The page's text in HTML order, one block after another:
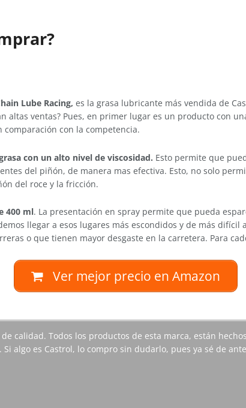
Lube Racing, es la grasa lubricante más vendida de
altas ventas? Pues, en primer lugar es un producto con
con la competencia.
con un alto nivel de viscosidad. Esto permite que
del piñón, de manera mas efectiva. Esto, no solo
del roce y la fricción.
400 ml. La presentación en spray permite que pueda
llegar a esos lugares más escondidos y de más difícil
o que tienen mayor desgaste en la carretera. Para
Ver mejor precio en Amazon
calidad. Todos los productos de esta marca, están
algo es Castrol, lo compro sin dudarlo, pues ya sé de